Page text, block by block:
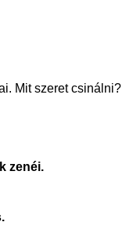
Mit szeret csinálni?
zenéi.